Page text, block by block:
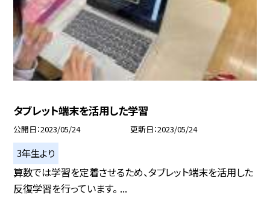
タブレット端末を活用した学習
公開日 2023/05/24 更新日 2023/05/24
3年生より
算数では学習を定着させるため、タブレット端末を活用した
反復学習を行っています。 ...